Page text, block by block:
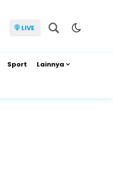
LIVE
Sport Lainnya